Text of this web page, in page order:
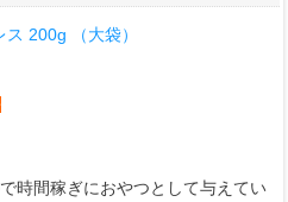
200g （大袋）
時間稼ぎにおやつとして与えてい